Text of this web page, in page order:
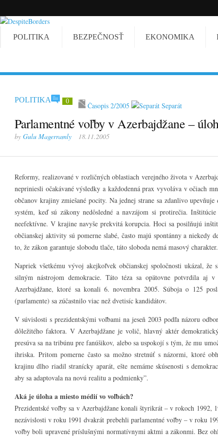
POLITIKA BEZPEČNOSŤ EKONOMIKA
POLITIKA
Časopis 2/2005 Separát
0
Parlamentné voľby v Azerbajdžane –
by Gulu Magerramly 18.11.2005
Reformy, realizované v rozličných oblastiach verejného života v
nepriniesli očakávané výsledky a každodenná prax vyvoláva v očiach
občanov krajiny zmiešané pocity. Na jednej strane sa zdanlivo
systém, keď sú zákony nedôsledné a navzájom si protirečia.
neefektívne. V krajine navyše prekvitá korupcia. Hoci sa posilňujú
občianskej aktivity sú pomerne slabé, často majú spontánny a niekedy
to, že zákon garantuje slobodu tlače, táto sloboda nemá masový charakter.
Napriek všetkému vývoj akejkoľvek občianskej spoločnosti ukázal, že
silným nástrojom demokracie. Táto téza sa opätovne potvrdila aj
Azerbajdžane, ktoré sa konali 6. novembra 2005. Súboja o 125
(parlamente) sa zúčastnilo viac než dvetisíc kandidátov.
V súvislosti s prezidentskými voľbami na jeseň 2003 podľa názoru
dôležitého faktora. V Azerbajdžane je volič, hlavný aktér
presúva sa na tribúnu pre fanúšikov, alebo sa uspokojí s tým, že mu
ihriska. Pritom pomerne často sa možno stretnúť s názormi, ktoré
krajinu dlho riadil stranícky aparát, ešte nemáme skúsenosti s
aby sa adaptovala na novú realitu a podmienky”.
Aká je úloha a miesto médií vo voľbách?
Prezidentské voľby sa v Azerbajdžane konali štyrikrát – v rokoch 1992,
nezávislosti v roku 1991 dvakrát prebehli parlamentné voľby – v roku
voľby boli upravené príslušnými normatívnymi aktmi a zákonmi. Bez